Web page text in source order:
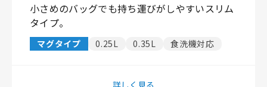
小さめのバッグでも持ち運びがしやすいスリム
タイプ。
マグタイプ 0.25L 0.35L 食洗機対応
詳しく見る